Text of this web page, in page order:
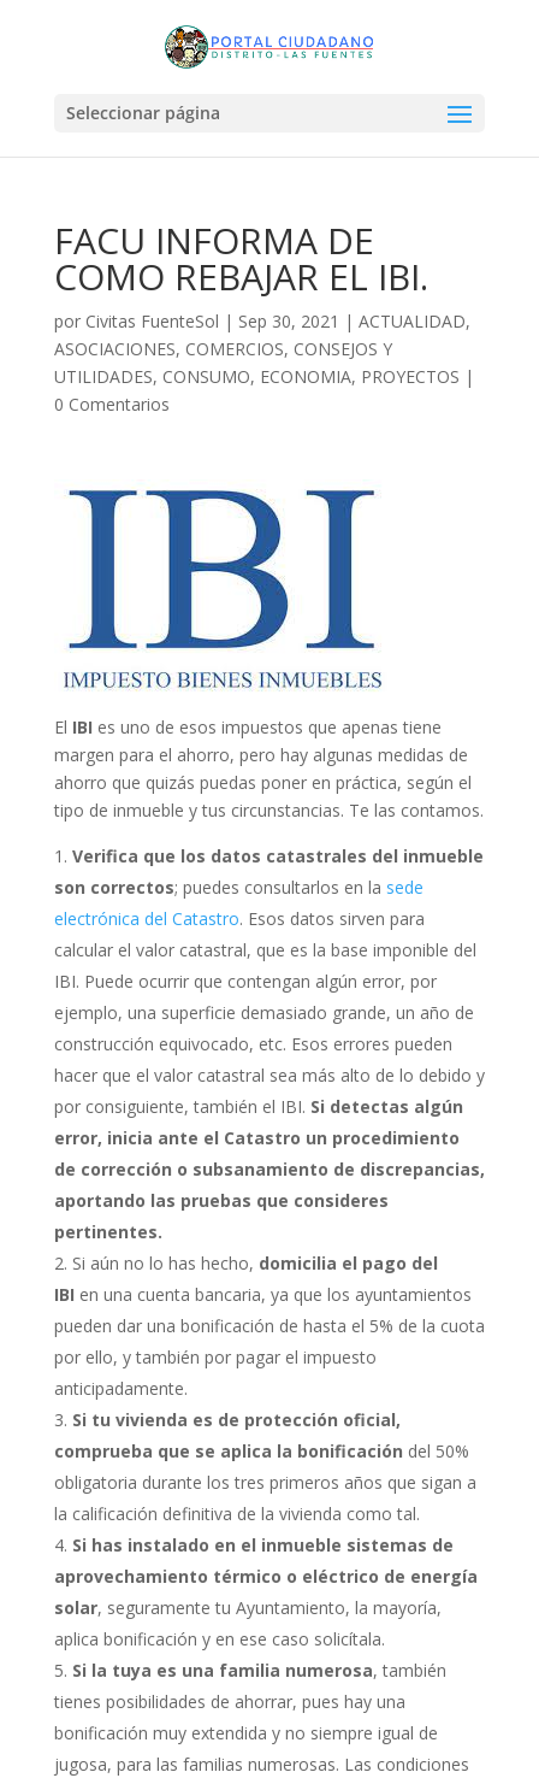
Seleccionar página
FACU INFORMA DE
COMO REBAJAR EL IBI.
por Civitas FuenteSol | Sep 30, 2021 | ACTUALIDAD,
ASOCIACIONES, COMERCIOS, CONSEJOS Y
UTILIDADES, CONSUMO, ECONOMIA, PROYECTOS |
0 Comentarios
El IBI es uno de esos impuestos que apenas tiene
margen para el ahorro, pero hay algunas medidas de
ahorro que quizás puedas poner en práctica, según el
tipo de inmueble y tus circunstancias. Te las contamos.
Verifica que los datos catastrales del inmueble
son correctos; puedes consultarlos en la sede
electrónica del Catastro. Esos datos sirven para
calcular el valor catastral, que es la base imponible del
IBI. Puede ocurrir que contengan algún error, por
ejemplo, una superficie demasiado grande, un año de
construcción equivocado, etc. Esos errores pueden
hacer que el valor catastral sea más alto de lo debido y
por consiguiente, también el IBI. Si detectas algún
error, inicia ante el Catastro un procedimiento
de corrección o subsanamiento de discrepancias,
aportando las pruebas que consideres
pertinentes.
Si aún no lo has hecho, domicilia el pago del
IBI en una cuenta bancaria, ya que los ayuntamientos
pueden dar una bonificación de hasta el 5% de la cuota
por ello, y también por pagar el impuesto
anticipadamente.
Si tu vivienda es de protección oficial,
comprueba que se aplica la bonificación del 50%
obligatoria durante los tres primeros años que sigan a
la calificación definitiva de la vivienda como tal.
Si has instalado en el inmueble sistemas de
aprovechamiento térmico o eléctrico de energía
solar, seguramente tu Ayuntamiento, la mayoría,
aplica bonificación y en ese caso solicítala.
Si la tuya es una familia numerosa, también
tienes posibilidades de ahorrar, pues hay una
bonificación muy extendida y no siempre igual de
jugosa, para las familias numerosas. Las condiciones